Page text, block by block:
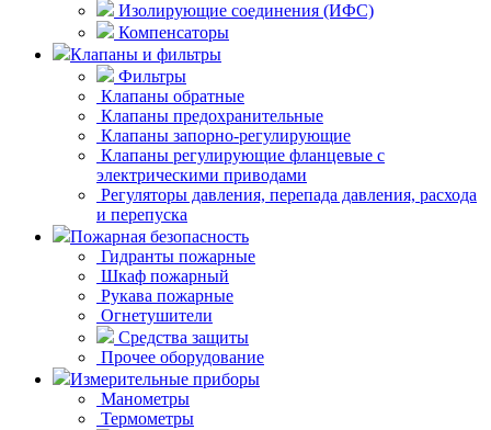
Изолирующие соединения (ИФС)
Компенсаторы
Клапаны и фильтры
Фильтры
Клапаны обратные
Клапаны предохранительные
Клапаны запорно-регулирующие
Клапаны регулирующие фланцевые с
электрическими приводами
Регуляторы давления, перепада давления, расхода
и перепуска
Пожарная безопасность
Гидранты пожарные
Шкаф пожарный
Рукава пожарные
Огнетушители
Средства защиты
Прочее оборудование
Измерительные приборы
Манометры
Термометры